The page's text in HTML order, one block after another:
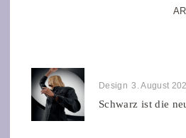
Design 3. August
Schwarz ist die